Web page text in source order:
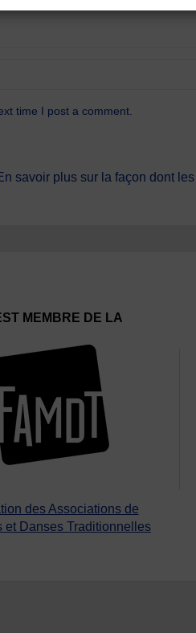
time I post a comment.
savoir plus sur la façon dont
MEMBRE DE LA
des Associations de
et Danses Traditionnelles